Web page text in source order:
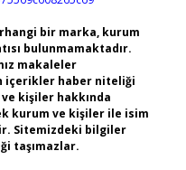
bir marka, kurum
bulunmamaktadır.
makaleler
içerikler haber niteliği
kişiler hakkında
kurum ve kişiler ile isim
Sitemizdeki bilgiler
taşımazlar.